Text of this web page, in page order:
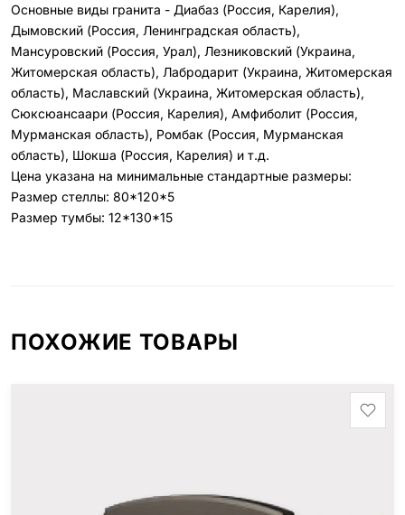
Основные виды гранита - Диабаз (Россия, Карелия),
Дымовский (Россия, Ленинградская область),
Мансуровский (Россия, Урал), Лезниковский (Украина,
Житомерская область), Лабродарит (Украина, Житомерская
область), Маславский (Украина, Житомерская область),
Сюксюансаари (Россия, Карелия), Амфиболит (Россия,
Мурманская область), Ромбак (Россия, Мурманская
область), Шокша (Россия, Карелия) и т.д.
Цена указана на минимальные стандартные размеры:
Размер стеллы: 80*120*5
Размер тумбы: 12*130*15
ПОХОЖИЕ ТОВАРЫ